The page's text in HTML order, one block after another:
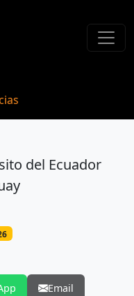
del Ecuador
Email